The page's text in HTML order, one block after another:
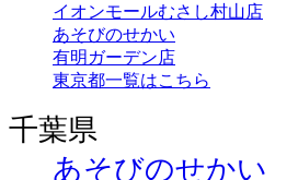
イオンモールむさし村山店
あそびのせかい
有明ガーデン店
東京都一覧はこちら
千葉県
あそびのせかい